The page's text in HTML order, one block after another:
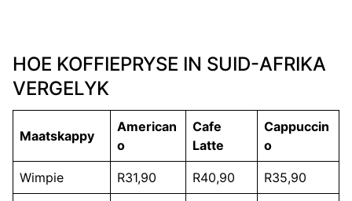
HOE KOFFIEPRYSE IN SUID-AFRIKA
VERGELYK
Maatskappy
American
o
Cafe
Latte
Cappuccin
o
Wimpie R31,90 R40,90 R35,90